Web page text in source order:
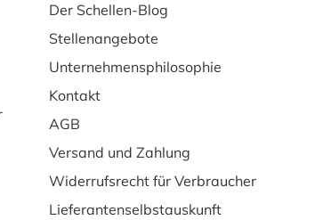
Der Schellen-Blog
Stellenangebote
Unternehmensphilosophie
Kontakt
AGB
Versand und Zahlung
Widerrufsrecht für Verbraucher
Lieferantenselbstauskunft